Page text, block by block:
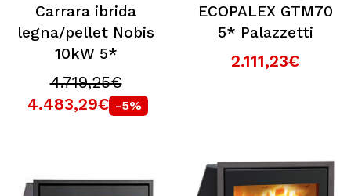
Carrara ibrida
legna/pellet Nobis
10kW 5*
4.719,25€
4.483,29€ -5%
ECOPALEX GTM70
5* Palazzetti
2.111,23€